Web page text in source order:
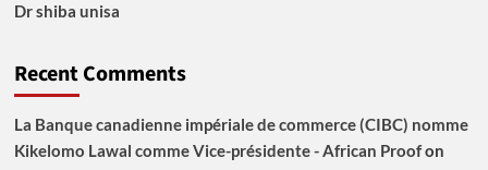
Dr shiba unisa
Recent Comments
La Banque canadienne impériale de commerce (CIBC) nomme
Kikelomo Lawal comme Vice-présidente - African Proofon